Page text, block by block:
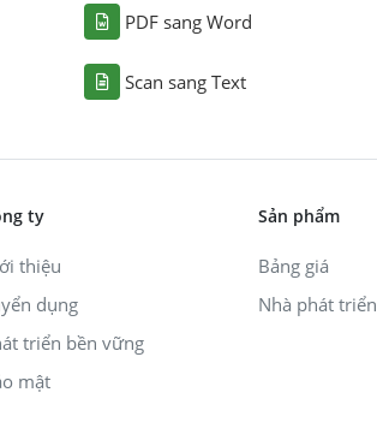
PDF sang Word
Scan sang Text
ty
thiệu
dụng
triển bền vững
mật
Sản phẩm
Bảng giá
Nhà phát triển